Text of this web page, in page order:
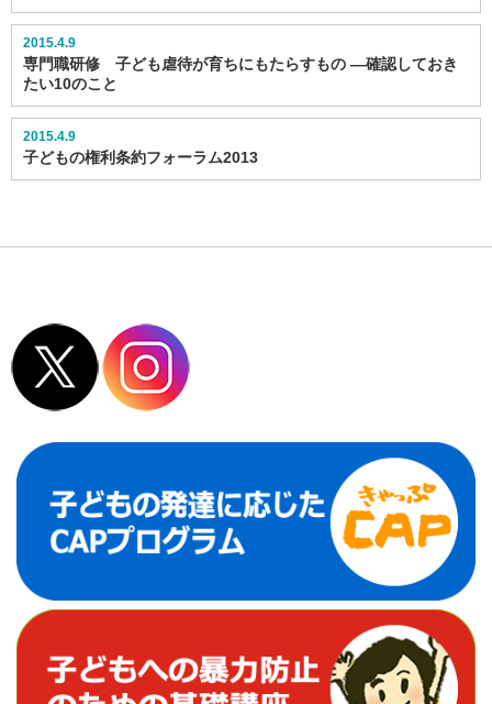
2015.4.9
専門職研修 子ども虐待が育ちにもたらすもの ―確認しておき
たい10のこと
2015.4.9
子どもの権利条約フォーラム2013